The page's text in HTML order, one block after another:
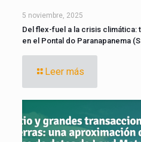
5 noviembre, 2025
Del flex-fuel a la crisis
en el Pontal do Paranapanema
Leer más